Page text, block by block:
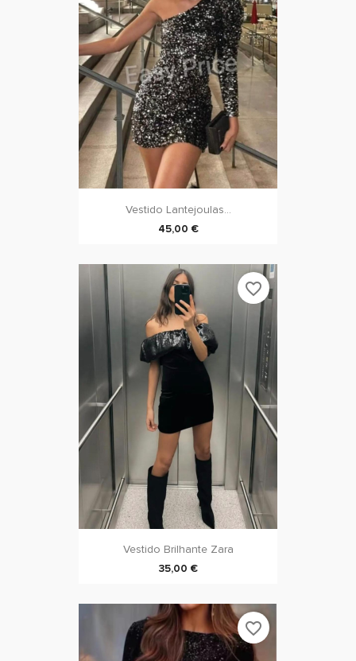
Vestido Lantejoulas...
45,00 €
Vestido Brilhante Zara
35,00 €
favorite_border
favorite_border